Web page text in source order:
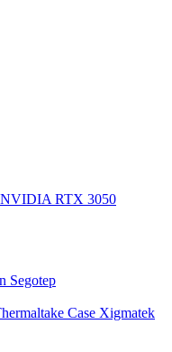
NVIDIA RTX 3050
Segotep
Case Xigmatek